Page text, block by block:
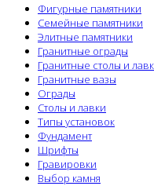
Фигурные памятники
Семейные памятники
Элитные памятники
Гранитные ограды
Гранитные столы и
Гранитные вазы
Ограды
Столы и лавки
Типы установок
Фундамент
Шрифты
Гравировки
Выбор камня